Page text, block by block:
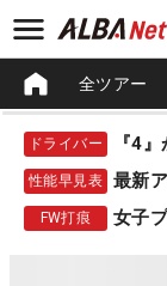
全ツアー
ドライバー
性能早見表 最新
FW打痕 女子